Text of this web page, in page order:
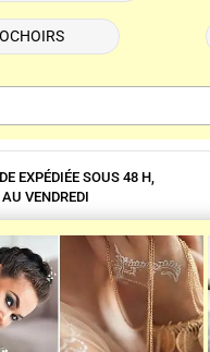
EXPÉDIÉE SOUS 48 H,
VENDREDI